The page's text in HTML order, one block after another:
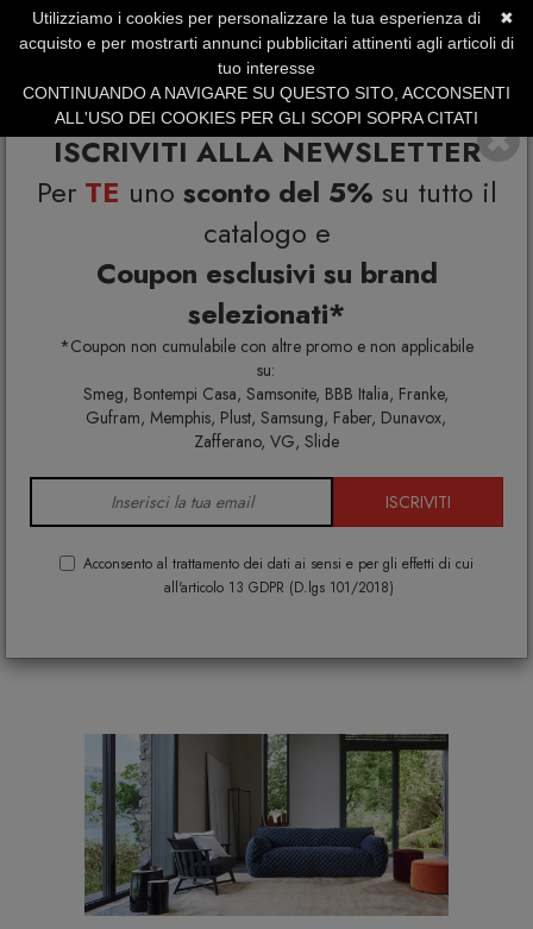
ISCRIVITI ALLA NEWSLETTER
Per TE uno sconto del 5% su tutto il
catalogo e
Coupon esclusivi su brand
selezionati*
*Coupon non cumulabile con altre promo e non applicabile
su:
Smeg, Bontempi Casa, Samsonite, BBB Italia, Franke,
Gufram, Memphis, Plust, Samsung, Faber, Dunavox,
Zafferano, VG, Slide
ISCRIVITI
Acconsento al trattamento dei dati ai sensi e per gli effetti di cui
all'articolo 13 GDPR (D.lgs 101/2018)
SERVIZIO CLIENTI +39.0773.470.562
SUMMER SALES | Fino al 31 Agosto
Home Gervasoni
✖
Utilizziamo i cookies per personalizzare la tua esperienza di
acquisto e per mostrarti annunci pubblicitari attinenti agli articoli di
tuo interesse
CONTINUANDO A NAVIGARE SU QUESTO SITO, ACCONSENTI
ALL'USO DEI COOKIES PER GLI SCOPI SOPRA CITATI